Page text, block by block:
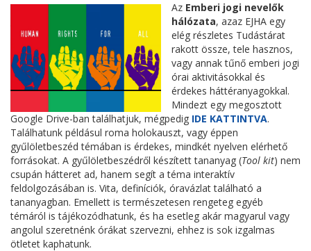
Az Emberi jogi nevelők
hálózata, azaz EJHA egy
elég részletes Tudástárat
rakott össze, tele hasznos,
vagy annak tűnő emberi jogi
órai aktivitásokkal és
érdekes háttéranyagokkal.
Mindezt egy megosztott
Google Drive-ban találhatjuk, mégpedig IDE KATTINTVA.
Találhatunk példásul roma holokauszt, vagy éppen
gyűlöletbeszéd témában is érdekes, mindkét nyelven elérhető
forrásokat. A gyűlöletbeszédről készített tananyag (Tool kit) nem
csupán hátteret ad, hanem segít a téma interaktív
feldolgozásában is. Vita, definíciók, óravázlat található a
tananyagban. Emellett is természetesen rengeteg egyéb
témáról is tájékozódhatunk, és ha esetleg akár magyarul vagy
angolul szeretnénk órákat szervezni, ehhez is sok izgalmas
ötletet kaphatunk.